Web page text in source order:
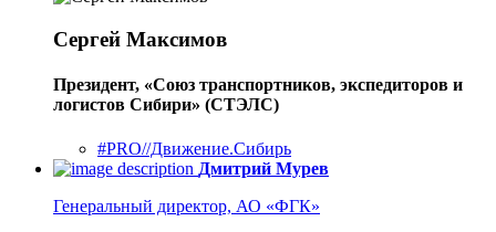
Сергей Максимов
Президент, «Союз транспортников, экспедиторов и
логистов Сибири» (СТЭЛС)
#PRO//Движение.Сибирь
Дмитрий Мурев
Генеральный директор, АО «ФГК»